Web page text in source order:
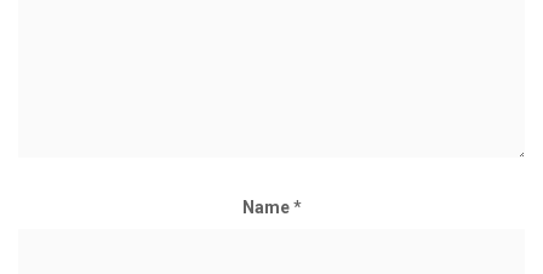
Name*